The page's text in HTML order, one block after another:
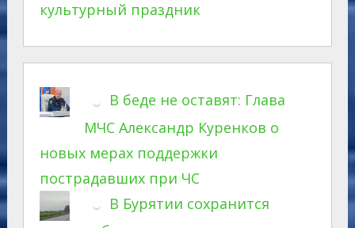
культурный праздник
В беде не оставят: Глава
МЧС Александр Куренков о
новых мерах поддержки
пострадавших при ЧС
В Бурятии сохранится